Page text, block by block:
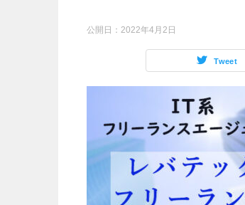
公開日： 2022年4月2日
Tweet